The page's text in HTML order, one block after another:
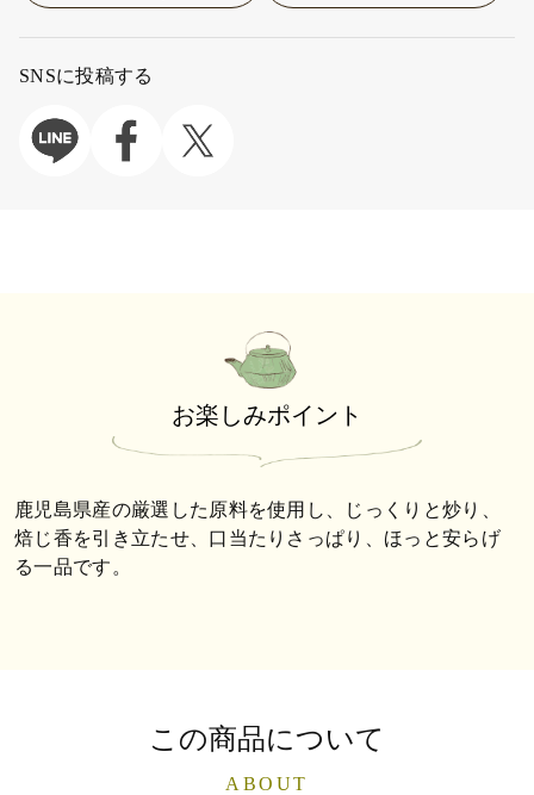
SNSに投稿する
お楽しみポイント
鹿児島県産の厳選した原料を使用し、じっくりと炒り、
焙じ香を引き立たせ、口当たりさっぱり、ほっと安らげ
る一品です。
この商品について
ABOUT